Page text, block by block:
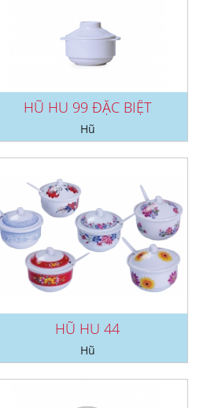
HŨ HU 99 ĐẶC BIỆT
Hũ
HŨ HU 44
Hũ